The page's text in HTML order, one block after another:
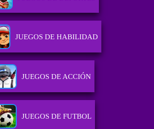
JUEGOS DE HABILIDAD
JUEGOS DE ACCIÓN
JUEGOS DE FUTBOL